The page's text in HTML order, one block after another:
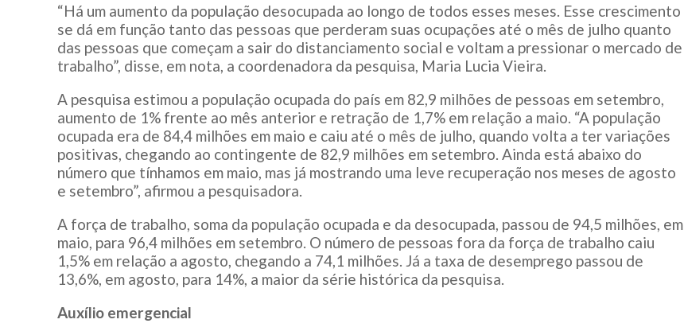
“Há um aumento da população desocupada ao longo de todos esses meses. Esse crescimento
se dá em função tanto das pessoas que perderam suas ocupações até o mês de julho quanto
das pessoas que começam a sair do distanciamento social e voltam a pressionar o mercado de
trabalho”, disse, em nota, a coordenadora da pesquisa, Maria Lucia Vieira.
A pesquisa estimou a população ocupada do país em 82,9 milhões de pessoas em setembro,
aumento de 1% frente ao mês anterior e retração de 1,7% em relação a maio. “A população
ocupada era de 84,4 milhões em maio e caiu até o mês de julho, quando volta a ter variações
positivas, chegando ao contingente de 82,9 milhões em setembro. Ainda está abaixo do
número que tínhamos em maio, mas já mostrando uma leve recuperação nos meses de agosto
e setembro”, afirmou a pesquisadora.
A força de trabalho, soma da população ocupada e da desocupada, passou de 94,5 milhões, em
maio, para 96,4 milhões em setembro. O número de pessoas fora da força de trabalho caiu
1,5% em relação a agosto, chegando a 74,1 milhões. Já a taxa de desemprego passou de
13,6%, em agosto, para 14%, a maior da série histórica da pesquisa.
Auxílio emergencial